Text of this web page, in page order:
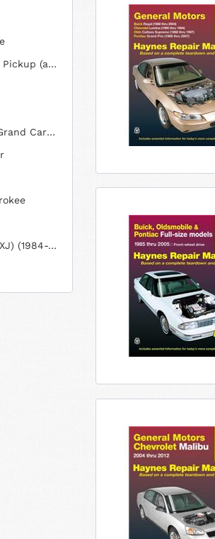
Dodge Ram 1500 Pickup (ab 2011 siehe RAM)
Dodge Caravan/Grand Caravan
Jeep Cherokee (XJ) (1984-2001)